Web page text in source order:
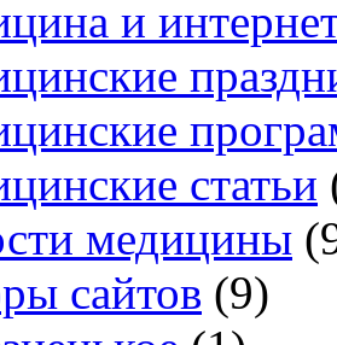
и
статьи
медицины
сайтов (9)